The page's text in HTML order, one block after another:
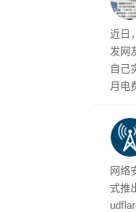
近日
发网
自己
月电
网络
式推